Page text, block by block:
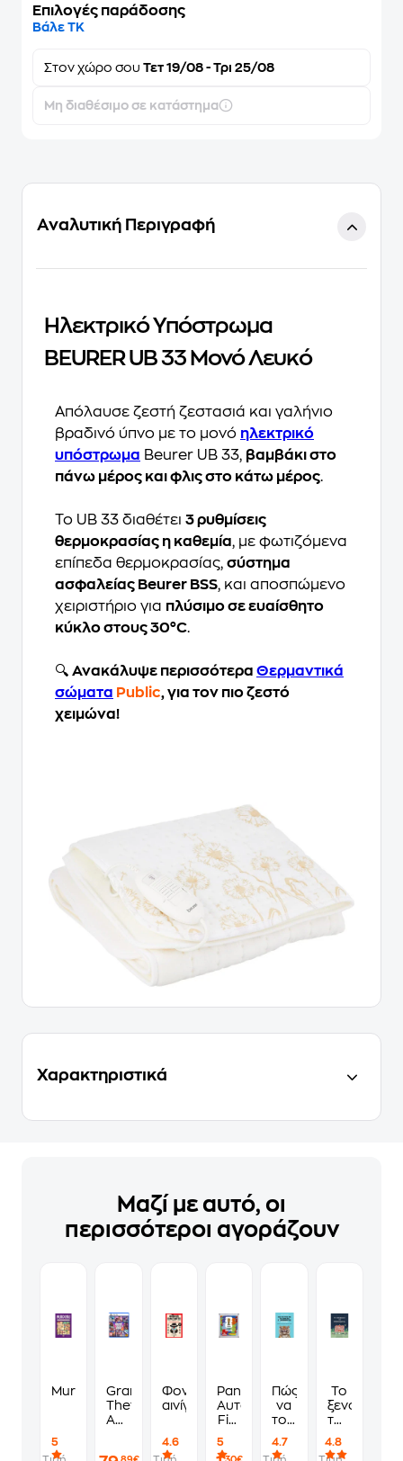
Επιλογές παράδοσης
Βάλε ΤΚ
Στον χώρο σου Τετ 19/08 - Τρι 25/08
Μη διαθέσιμο σε κατάστημα
Αναλυτική Περιγραφή
Ηλεκτρικό Υπόστρωμα
BEURER UB 33 Mονό Λευκό
Απόλαυσε ζεστή ζεστασιά και γαλήνιο
βραδινό ύπνο με το μονό ηλεκτρικό
υπόστρωμα Beurer UB 33, βαμβάκι στο
πάνω μέρος και φλις στο κάτω μέρος.
Το UB 33 διαθέτει 3 ρυθμίσεις
θερμοκρασίας η καθεμία, με φωτιζόμενα
επίπεδα θερμοκρασίας, σύστημα
ασφαλείας Beurer BSS, και αποσπώμενο
χειριστήριο για πλύσιμο σε ευαίσθητο
κύκλο στους 30°C.
🔍 Ανακάλυψε περισσότερα Θερμαντικά
σώματα Public, για τον πιο ζεστό
χειμώνα!
Χαρακτηριστικά
Μαζί με αυτό, οι
περισσότεροι αγοράζουν
Murdoku
5
Grand
Theft
Auto
Standard
Φονικά
αινίγματα
4.6
Panini
Αυτοκόλλητα
Fifa
Cup
5
Πώς
να
τους
να
4.7
Το
ξενοδοχείο
των
4.8